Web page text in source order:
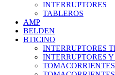
INTERRUPTORES
TABLEROS
AMP
BELDEN
BTICINO
INTERRUPTORES
INTERRUPTORES
TOMACORRIENTES